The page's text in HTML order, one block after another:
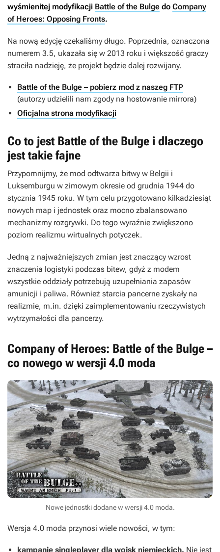
wyśmienitej modyfikacji Battle of the Bulge do Company
of Heroes: Opposing Fronts.
Na nową edycję czekaliśmy długo. Poprzednia, oznaczona
numerem 3.5, ukazała się w 2013 roku i większość graczy
straciła nadzieję, że projekt będzie dalej rozwijany.
Battle of the Bulge – pobierz mod z naszeg FTP
(autorzy udzielili nam zgody na hostowanie mirrora)
Oficjalna strona modyfikacji
Co to jest Battle of the Bulge i dlaczego
jest takie fajne
Przypomnijmy, że mod odtwarza bitwy w Belgii i
Luksemburgu w zimowym okresie od grudnia 1944 do
stycznia 1945 roku. W tym celu przygotowano kilkadziesiąt
nowych map i jednostek oraz mocno zbalansowano
mechanizmy rozgrywki. Do tego wyraźnie zwiększono
poziom realizmu wirtualnych potyczek.
Jedną z najważniejszych zmian jest znaczący wzrost
znaczenia logistyki podczas bitew, gdyż z modem
wszystkie oddziały potrzebują uzupełniania zapasów
amunicji i paliwa. Również starcia pancerne zyskały na
realizmie, m.in. dzięki zaimplementowaniu rzeczywistych
wytrzymałości dla pancerzy.
Company of Heroes: Battle of the Bulge –
co nowego w wersji 4.0 moda
Nowe jednostki dodane w wersji 4.0 moda.
Wersja 4.0 moda przynosi wiele nowości, w tym:
kampanię singleplayer dla wojsk niemieckich. Nie jest